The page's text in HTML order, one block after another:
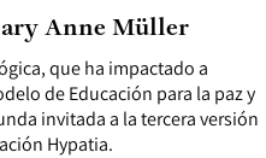
que ha impactado a
de Educación para la paz y
invitada a la tercera versión
Hypatia.
Anne Müller